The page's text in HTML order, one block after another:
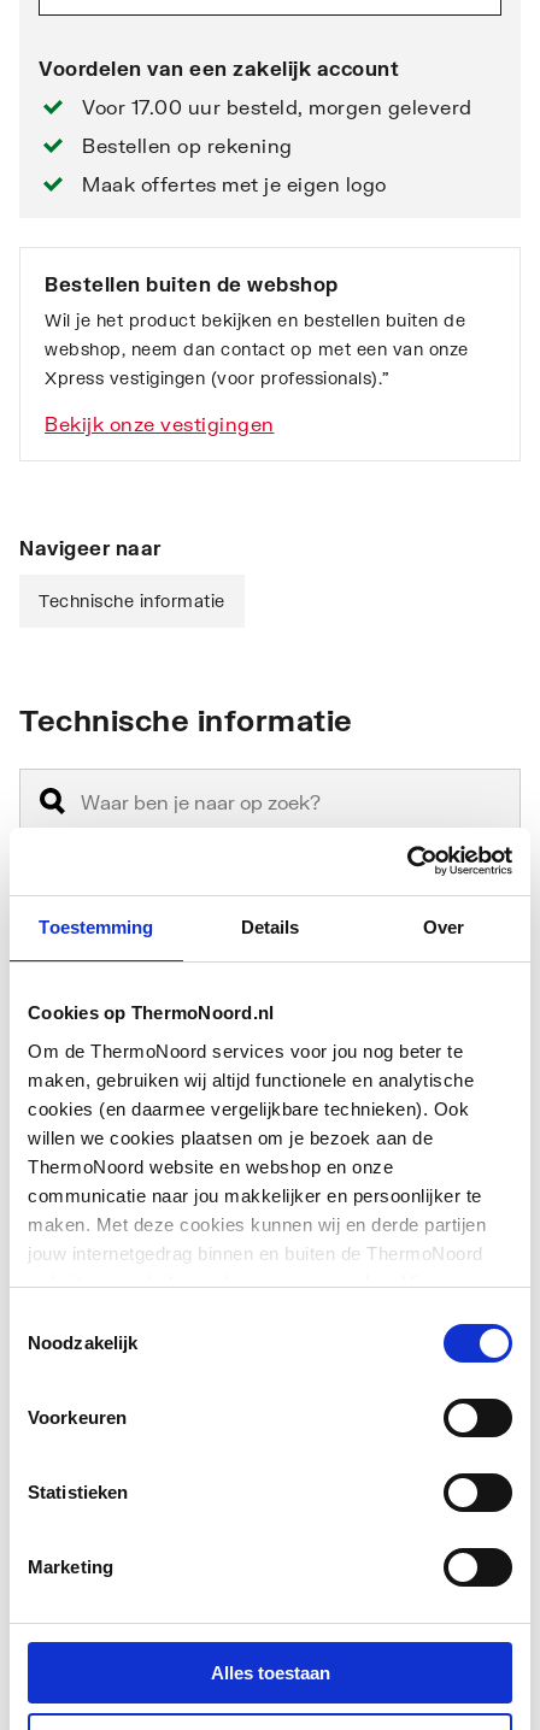
Toestemming Details Over
Cookies op ThermoNoord.nl
Om de ThermoNoord services voor jou nog beter te
maken, gebruiken wij altijd functionele en analytische
cookies (en daarmee vergelijkbare technieken). Ook
willen we cookies plaatsen om je bezoek aan de
ThermoNoord website en webshop en onze
communicatie naar jou makkelijker en persoonlijker te
maken. Met deze cookies kunnen wij en derde partijen
jouw internetgedrag binnen en buiten de ThermoNoord
website en webshop volgen en verzamelen. Hiermee
communicatie aan jouw interesses aan. We slaan je
Noodzakelijk
Voorkeuren
Statistieken
Marketing
Alles toestaan
Voordelen van een zakelijk account
Voor 17.00 uur besteld, morgen geleverd
Bestellen op rekening
Maak offertes met je eigen logo
Bestellen buiten de webshop
Wil je het product bekijken en bestellen buiten de
webshop, neem dan contact op met een van onze
Xpress vestigingen (voor professionals).”
Bekijk onze vestigingen
Navigeer naar
Technische informatie
Technische informatie
Type
toebehoren/onderdelen
Isolatie
Toebehoren Ja
Onderdeel Nee
Materiaal Kunststof
Lengte 295
Breedte 188
Toon meer